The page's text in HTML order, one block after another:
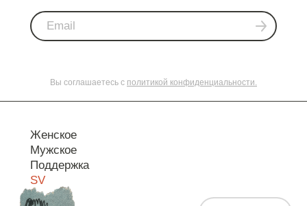
Вы соглашаетесь с политикой конфиденциальности.
Женское
Мужское
Поддержка
SV